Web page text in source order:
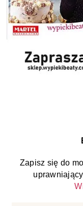
Zapisz się do